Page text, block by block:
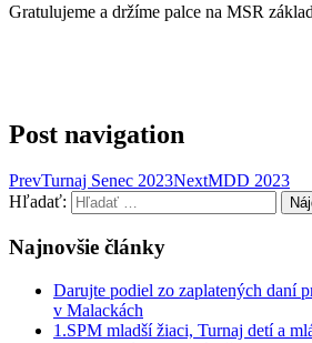
Gratulujeme a držíme palce na MSR
Post navigation
PrevTurnaj Senec 2023NextMDD 2023
Hľadať:
Najnovšie články
Darujte podiel zo zaplatených daní
v Malackách
1.SPM mladší žiaci, Turnaj detí a